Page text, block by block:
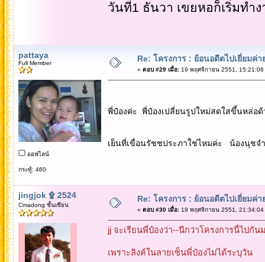
วันที่1 ธันวา เขยหอก็เริ่มทำ
pattaya
Full Member
ออฟไลน์
กระทู้: 460
Re: โครงการ : ย้อนอดีตไปเยี่ยมค่
« ตอบ #29 เมื่อ:19 พฤศจิกายน 2551, 15:21:06
พี่ป๋องค่ะ พี่ป๋องเปลี่ยนรูปใหม่สดใสขึ้นหล่
เย็นที่เขื่อนรัชชประภาใช่ไหมค่ะ น้องนุชจ
jingjok ۩ 2524
Cmadong ชั้นเซียน
Re: โครงการ : ย้อนอดีตไปเยี่ยมค่
« ตอบ #30 เมื่อ:19 พฤศจิกายน 2551, 21:34:04
jj จะเรียนพี่ป๋องว่า--นึกว่าโครงการนี้ไปกัน
เพราะลิงค์ในลายเซ็นพี่ป๋องไม่ได้ระบุวัน